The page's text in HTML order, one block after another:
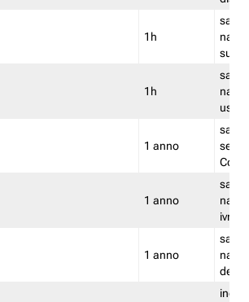
1h
salva
su
1h
salva
1 anno
salva
Convy
1 anno
salva
ivr
1 anno
salva
del